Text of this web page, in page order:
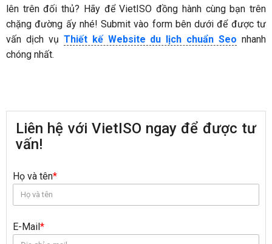
lên trên đối thủ? Hãy để VietISO đồng hành cùng bạn trên
chặng đường ấy nhé! Submit vào form bên dưới để được tư
vấn dịch vụ Thiết kế Website du lịch chuẩn Seo nhanh
chóng nhất.
Liên hệ với VietISO ngay để được tư
vấn!
Họ và tên*
E-Mail*